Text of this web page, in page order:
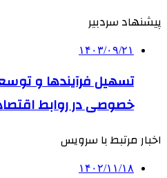
پیشنهاد سردبیر
۱۴۰۳/۰۹/۲۱
تسهیل فرآیندها و
خصوصی در روابط
اخبار مرتبط با سرویس
۱۴۰۲/۱۱/۱۸